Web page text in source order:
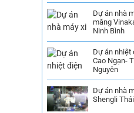
Dự án nhà
măng
Ninh Bình
Dự án nhiệt
Cao Ngạn-
Nguyên
Dự án nhà
Shengli